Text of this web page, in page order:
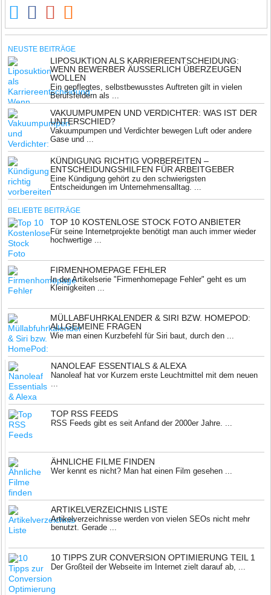
NEUSTE BEITRÄGE
LIPOSUKTION ALS KARRIEREENTSCHEIDUNG:
WENN BEWERBER ÄUSSERLICH ÜBERZEUGEN W
OLLEN
Ein gepflegtes, selbstbewusstes Auftreten gilt in vielen
Berufsfeldern als ...
VAKUUMPUMPEN UND VERDICHTER: WAS IST DER
UNTERSCHIED?
Vakuumpumpen und Verdichter bewegen Luft oder andere
Gase und ...
KÜNDIGUNG RICHTIG VORBEREITEN –
ENTSCHEIDUNGSHILFEN FÜR ARBEITGEBER
Eine Kündigung gehört zu den schwierigsten
Entscheidungen im Unternehmensalltag. ...
BELIEBTE BEITRÄGE
TOP 10 KOSTENLOSE STOCK FOTO ANBIETER
Für seine Internetprojekte benötigt man auch immer wieder
hochwertige ...
FIRMENHOMEPAGE FEHLER
In der Artikelserie "Firmenhomepage Fehler" geht es um
Kleinigkeiten ...
MÜLLABFUHRKALENDER & SIRI BZW. HOMEPOD:
ALLGEMEINE FRAGEN
Wie man einen Kurzbefehl für Siri baut, durch den ...
NANOLEAF ESSENTIALS & ALEXA
Nanoleaf hat vor Kurzem erste Leuchtmittel mit dem neuen
...
TOP RSS FEEDS
RSS Feeds gibt es seit Anfand der 2000er Jahre. ...
ÄHNLICHE FILME FINDEN
Wer kennt es nicht? Man hat einen Film gesehen ...
ARTIKELVERZEICHNIS LISTE
Artikelverzeichnisse werden von vielen SEOs nicht mehr
benutzt. Gerade ...
10 TIPPS ZUR CONVERSION OPTIMIERUNG TEIL 1
Der Großteil der Webseite im Internet zielt darauf ab, ...